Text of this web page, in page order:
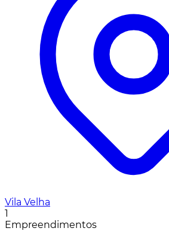
Vila Velha
1
Empreendimentos